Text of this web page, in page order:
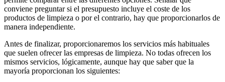
conviene preguntar si el presupuesto incluye el coste de los
productos de limpieza o por el contrario, hay que proporcionarlos de
manera independiente.
Antes de finalizar, proporcionaremos los servicios más habituales
que suelen ofrecer las empresas de limpieza. No todas ofrecen los
mismos servicios, lógicamente, aunque hay que saber que la
mayoría proporcionan los siguientes: